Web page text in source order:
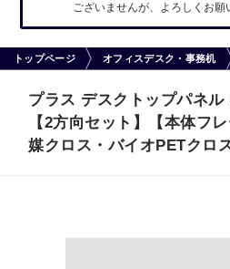
ございませんが、よろしくお願
トップページ オフィスデスク・事務机
プラス デスクトップパネ
【2方向セット】【本体フ
媒クロス・バイオPETクロ